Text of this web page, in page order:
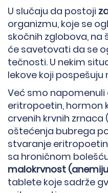
U slučaju da postoji
organizmu, koje se
skočnih zglobova, na
će savetovati da se
tečnosti. U nekim
lekove koji
Već smo
eritropoetin, hormon
crvenih krvnih zrnaca
oštećenja bubrega
stvaranje
sa hroničnom
malokrvnost
tablete koje sadrže